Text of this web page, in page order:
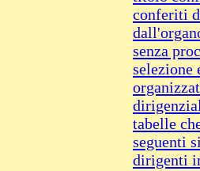
conferiti
senza
selezione
tabelle
seguenti
dirigenti